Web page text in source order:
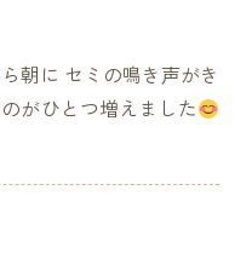
朝に セミの鳴き声がき
がひとつ増えました